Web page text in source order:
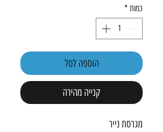
כמות *
הוספה לסל
קנייה מהירה
מגרסת נייר